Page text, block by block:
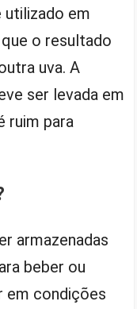
utilizado em
o resultado
uva. A
ser levada em
ruim para
armazenadas
beber ou
em condições